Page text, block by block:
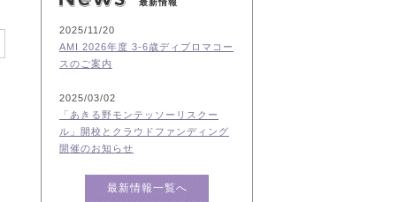
最新情報
2025/11/20
AMI 2026年度 3-6歳ディプロマコー
スのご案内
2025/03/02
「あきる野モンテッソーリスクー
ル」開校とクラウドファンディング
開催のお知らせ
最新情報一覧へ